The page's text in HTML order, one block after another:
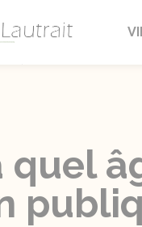
Triac-
quel